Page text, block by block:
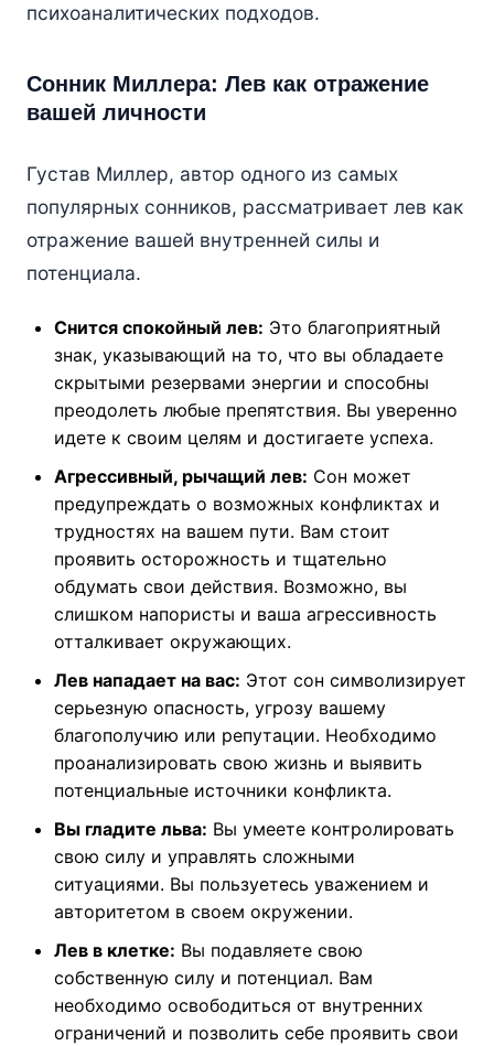
психоаналитических подходов.
Сонник Миллера: Лев как отражение
вашей личности
Густав Миллер, автор одного из самых
популярных сонников, рассматривает лев как
отражение вашей внутренней силы и
потенциала.
Снится спокойный лев: Это благоприятный
знак, указывающий на то, что вы обладаете
скрытыми резервами энергии и способны
преодолеть любые препятствия. Вы уверенно
идете к своим целям и достигаете успеха.
Агрессивный, рычащий лев: Сон может
предупреждать о возможных конфликтах и
трудностях на вашем пути. Вам стоит
проявить осторожность и тщательно
обдумать свои действия. Возможно, вы
слишком напористы и ваша агрессивность
отталкивает окружающих.
Лев нападает на вас: Этот сон символизирует
серьезную опасность, угрозу вашему
благополучию или репутации. Необходимо
проанализировать свою жизнь и выявить
потенциальные источники конфликта.
Вы гладите льва: Вы умеете контролировать
свою силу и управлять сложными
ситуациями. Вы пользуетесь уважением и
авторитетом в своем окружении.
Лев в клетке: Вы подавляете свою
собственную силу и потенциал. Вам
необходимо освободиться от внутренних
ограничений и позволить себе проявить свои